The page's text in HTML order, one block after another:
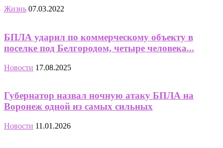
Жизнь 07.03.2022
БПЛА ударил по коммерческому объекту в
поселке под Белгородом, четыре человека...
Новости 17.08.2025
Губернатор назвал ночную атаку БПЛА на
Воронеж одной из самых сильных
Новости 11.01.2026